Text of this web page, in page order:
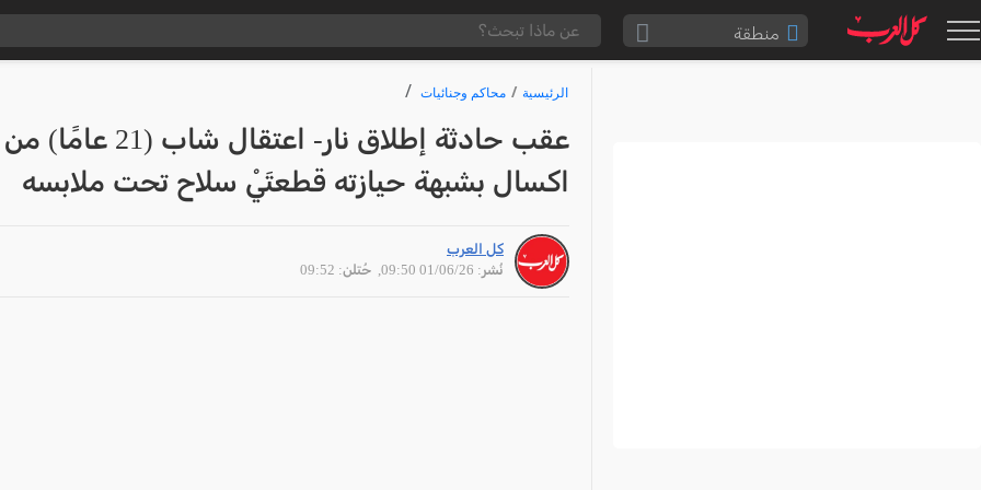
منطقة
الرئيسية محاكم وجنائيات
عقب حادثة إطلاق نار- اعتقال شاب (21 عامًا) من
اكسال بشبهة حيازته قطعتَيْ سلاح تحت ملابسه
كل العرب
نُشر: 01/06/26 09:50
, حُتلن: 09:52